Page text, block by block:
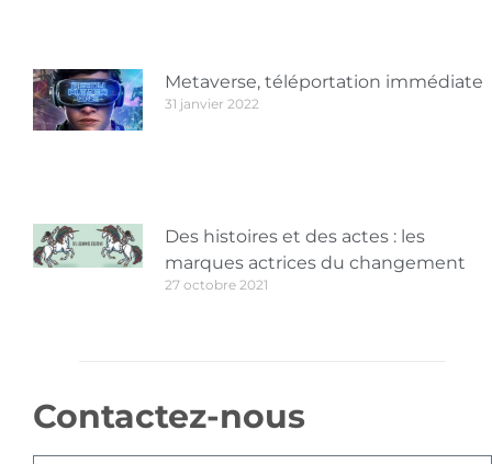
Metaverse, téléportation immédiate
31 janvier 2022
Des histoires et des actes : les
marques actrices du changement
27 octobre 2021
Contactez-nous